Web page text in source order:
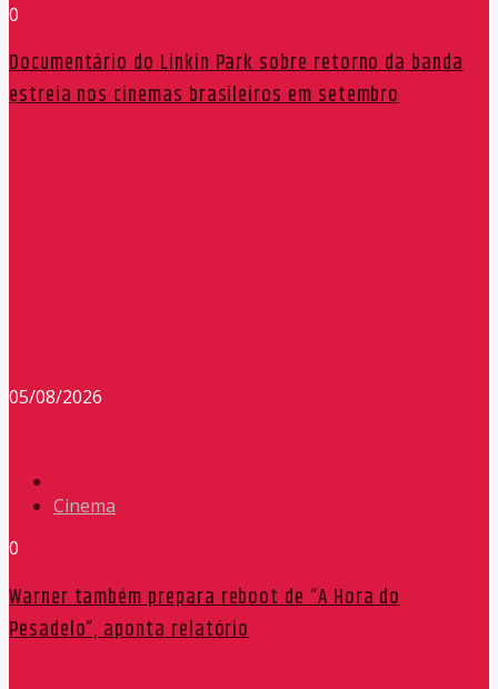
0
Documentário do Linkin Park sobre retorno da banda
estreia nos cinemas brasileiros em setembro
05/08/2026
Cinema
0
Warner também prepara reboot de “A Hora do
Pesadelo”, aponta relatório